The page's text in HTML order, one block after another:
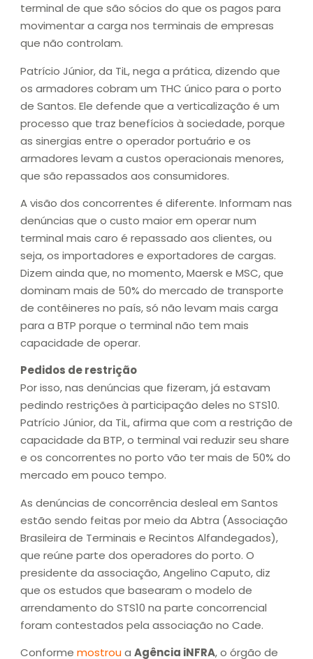
terminal de que são sócios do que os pagos para
movimentar a carga nos terminais de empresas
que não controlam.
Patrício Júnior, da TiL, nega a prática, dizendo que
os armadores cobram um THC único para o porto
de Santos. Ele defende que a verticalização é um
processo que traz benefícios à sociedade, porque
as sinergias entre o operador portuário e os
armadores levam a custos operacionais menores,
que são repassados aos consumidores.
A visão dos concorrentes é diferente. Informam nas
denúncias que o custo maior em operar num
terminal mais caro é repassado aos clientes, ou
seja, os importadores e exportadores de cargas.
Dizem ainda que, no momento, Maersk e MSC, que
dominam mais de 50% do mercado de transporte
de contêineres no país, só não levam mais carga
para a BTP porque o terminal não tem mais
capacidade de operar.
Pedidos de restrição
Por isso, nas denúncias que fizeram, já estavam
pedindo restrições à participação deles no STS10.
Patrício Júnior, da TiL, afirma que com a restrição de
capacidade da BTP, o terminal vai reduzir seu share
e os concorrentes no porto vão ter mais de 50% do
mercado em pouco tempo.
As denúncias de concorrência desleal em Santos
estão sendo feitas por meio da Abtra (Associação
Brasileira de Terminais e Recintos Alfandegados),
que reúne parte dos operadores do porto. O
presidente da associação, Angelino Caputo, diz
que os estudos que basearam o modelo de
arrendamento do STS10 na parte concorrencial
foram contestados pela associação no Cade.
Conforme mostroua Agência iNFRA, o órgão de